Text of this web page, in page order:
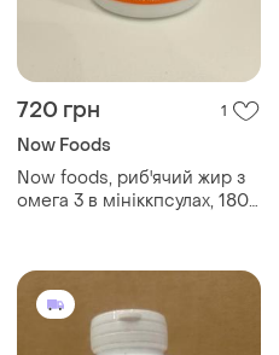
720 грн 1
Now Foods
Now foods, риб'ячий жир з
омега 3 в мініккпсулах, 180